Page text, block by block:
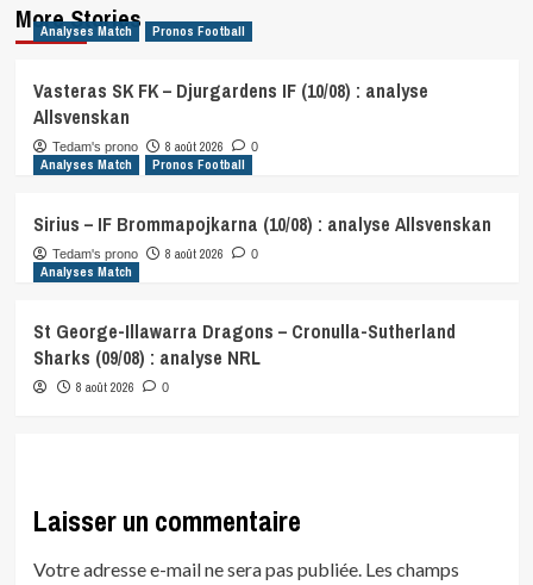
More Stories
Analyses Match Pronos Football
Vasteras SK FK – Djurgardens IF (10/08) : analyse
Allsvenskan
Tedam's prono 8 août 2026 0
Analyses Match Pronos Football
Sirius – IF Brommapojkarna (10/08) : analyse Allsvenskan
Tedam's prono 8 août 2026 0
Analyses Match
St George-Illawarra Dragons – Cronulla-Sutherland
Sharks (09/08) : analyse NRL
8 août 2026 0
Laisser un commentaire
Votre adresse e-mail ne sera pas publiée. Les champs